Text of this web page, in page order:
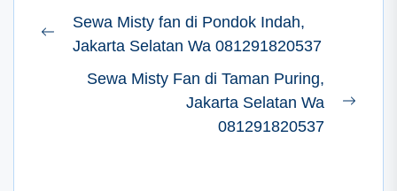
Navigasi
pos
Previous
Sewa Misty fan di Pondok Indah,
Jakarta Selatan Wa 081291820537
Sewa Misty Fan di Taman Puring,
Jakarta Selatan Wa
081291820537